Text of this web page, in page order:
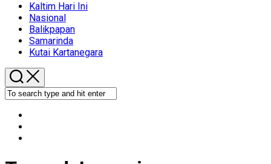
Kaltim Hari Ini
Nasional
Balikpapan
Samarinda
Kutai Kartanegara